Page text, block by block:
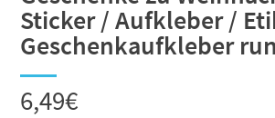
Sticker / Aufkleber /
Geschenkaufkleber
6,49€